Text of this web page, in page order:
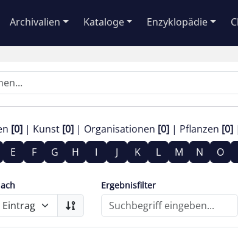
Archivalien Kataloge Enzyklopädie
[0] Kunst [0] Organisationen [0] Pflanzen [0]
E F G H I J K L M N O
Ergebnisfilter